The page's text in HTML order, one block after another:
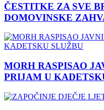
ČESTITKE ZA SVE
DOMOVINSKE
MORH RASPISAO
PRIJAM U